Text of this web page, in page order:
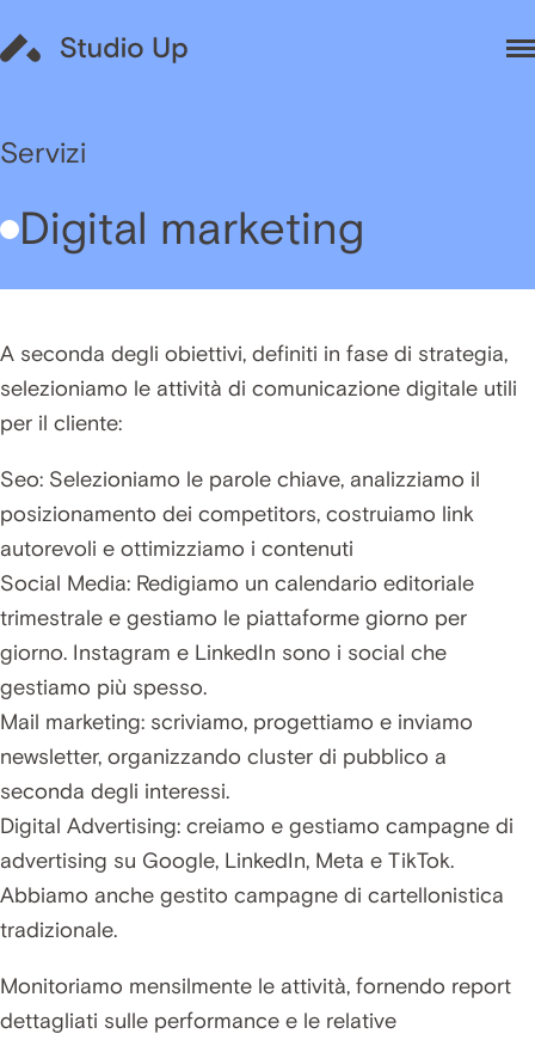
Servizi
Digital marketing
A seconda degli obiettivi, definiti in fase di strategia,
selezioniamo le attività di comunicazione digitale utili
per il cliente:
Seo: Selezioniamo le parole chiave, analizziamo il
posizionamento dei competitors, costruiamo link
autorevoli e ottimizziamo i contenuti
Social Media: Redigiamo un calendario editoriale
trimestrale e gestiamo le piattaforme giorno per
giorno. Instagram e LinkedIn sono i social che
gestiamo più spesso.
Mail marketing: scriviamo, progettiamo e inviamo
newsletter, organizzando cluster di pubblico a
seconda degli interessi.
Digital Advertising: creiamo e gestiamo campagne di
advertising su Google, LinkedIn, Meta e TikTok.
Abbiamo anche gestito campagne di cartellonistica
tradizionale.
Monitoriamo mensilmente le attività, fornendo report
dettagliati sulle performance e le relative